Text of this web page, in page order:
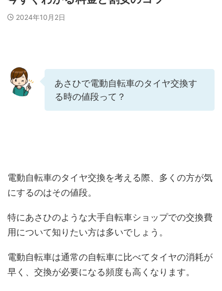
2024年10月2日
あさひで電動自転車のタイヤ交換す
る時の値段って？
電動自転車のタイヤ交換を考える際、多くの方が気
にするのはその値段。
特にあさひのような大手自転車ショップでの交換費
用について知りたい方は多いでしょう。
電動自転車は通常の自転車に比べてタイヤの消耗が
早く、交換が必要になる頻度も高くなります。